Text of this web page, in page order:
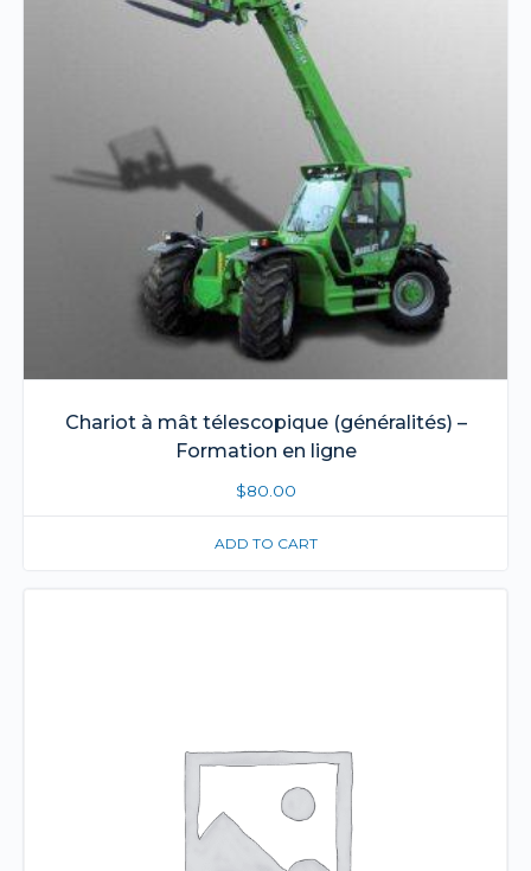
Chariot à mât télescopique (généralités) –
Formation en ligne
$80.00
ADD TO CART